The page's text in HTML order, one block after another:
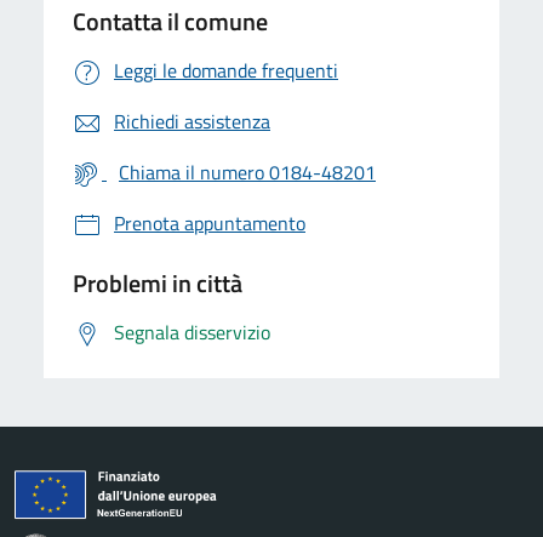
Contatta il comune
Leggi le domande frequenti
Richiedi assistenza
Chiama il numero 0184-48201
Prenota appuntamento
Problemi in città
Segnala disservizio